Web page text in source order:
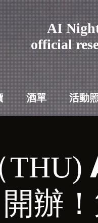
AI
​official
酒單 活動
辦